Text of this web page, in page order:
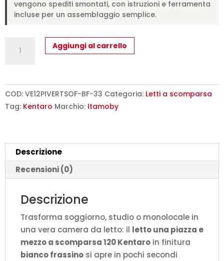
vengono spediti smontati, con istruzioni e ferramenta
incluse per un assemblaggio semplice.
mezzo
a
Kentaro
con
divano
bianco
frassino,
azzurro
L.133,6
P.105,2
H.210,5
Aggiungi al carrello
COD: VE12PIVERTSOF-BF-33 Categoria: Letti a scomparsa
Tag: Kentaro Marchio: Itamoby
Descrizione
Recensioni (0)
Descrizione
Trasforma soggiorno, studio o monolocale in
una vera camera da letto: il letto una piazza e
mezzo a scomparsa 120 Kentaro in finitura
bianco frassino si apre in pochi secondi